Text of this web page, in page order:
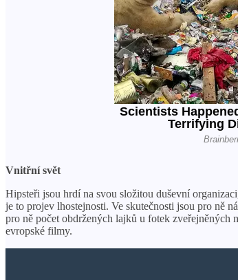
Vnitřní svět
Hipsteři jsou hrdí na svou složitou duševní
je to projev lhostejnosti. Ve skutečnosti jsou pro ně
pro ně počet obdržených lajků u fotek zveřejněných
evropské filmy.